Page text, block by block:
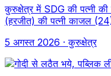
कुरुक्षेत्र में SDG की पत्नी
(हरजीत) की पत्नी काजल
5 अगस्त 2026 · कुरुक्षेत्र